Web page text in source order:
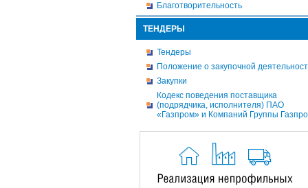
Благотворительность
ТЕНДЕРЫ
Тендеры
Положение о закупочной
Закупки
Кодекс поведения поставщика
(подрядчика, исполнителя) ПАО
«Газпром» и Компаний Группы